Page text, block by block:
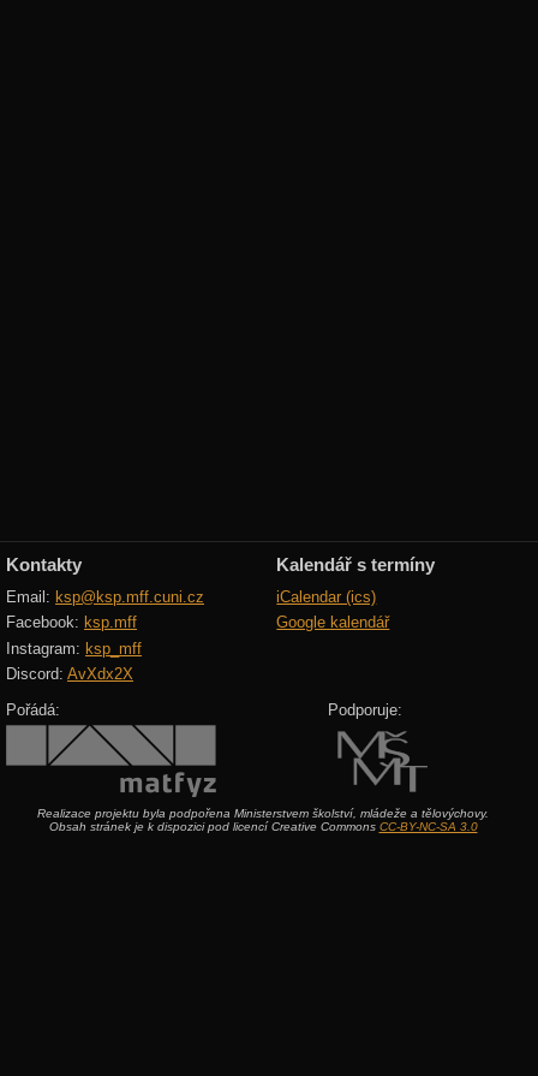
Kontakty
Email: ksp@ksp.mff.cuni.cz
Facebook: ksp.mff
Instagram: ksp_mff
Discord: AvXdx2X
Kalendář s termíny
iCalendar (ics)
Google kalendář
Pořádá: Podporuje:
Realizace projektu byla podpořena Ministerstvem školství, mládeže a tělovýchovy.
Obsah stránek je k dispozici pod licencí Creative Commons CC-BY-NC-SA 3.0